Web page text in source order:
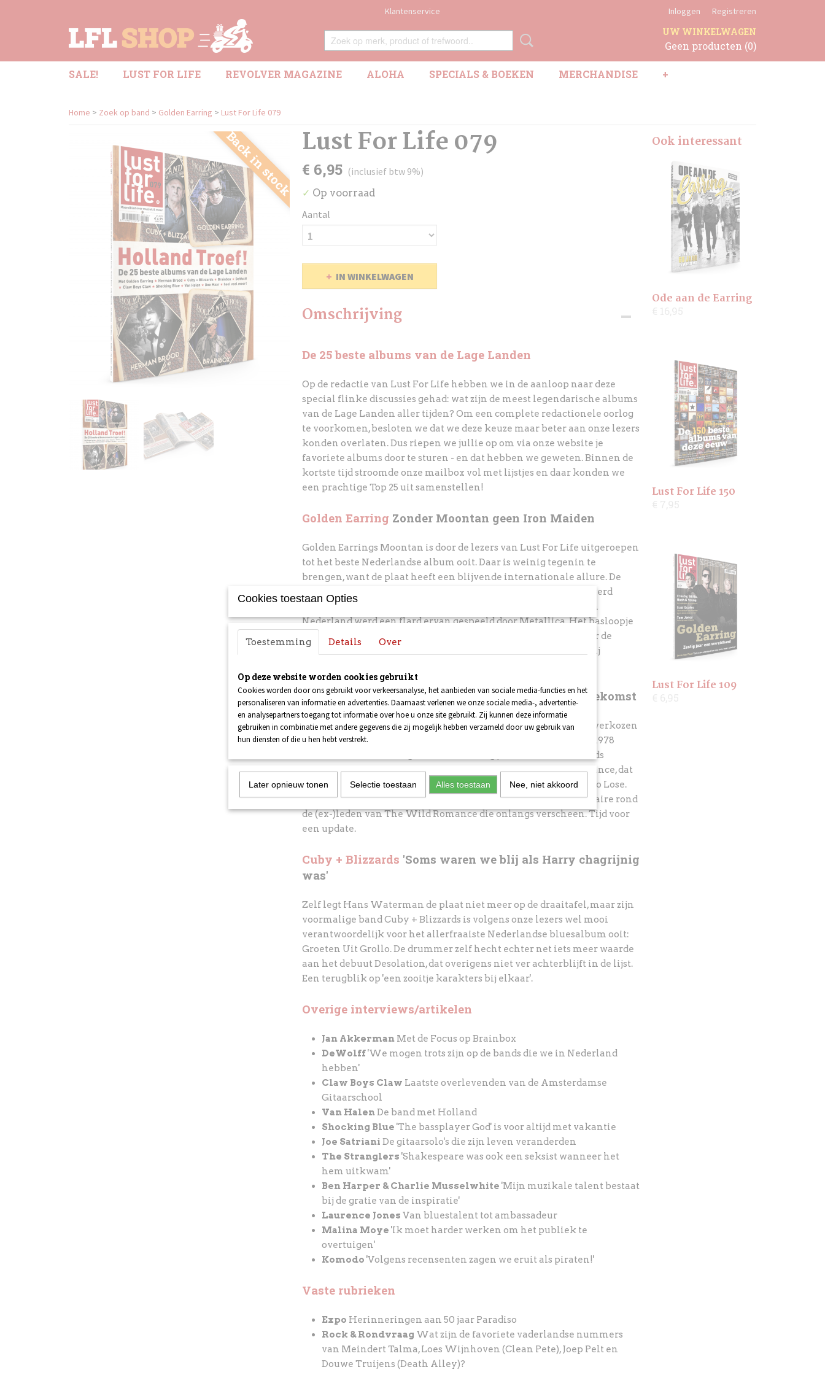
Klantenservice Inloggen Registreren
UW WINKELWAGEN
Geen producten (0)
SALE! LUST FOR LIFE REVOLVER MAGAZINE ALOHA SPECIALS & BOEKEN MERCHANDISE +
Home > Zoek op band > Golden Earring > Lust For Life 079
Back in stock Lust For Life 079
€ 6,95 (inclusief btw 9%)
✓ Op voorraad
Aantal
IN WINKELWAGEN
Omschrijving
De 25 beste albums van de Lage Landen
Op de redactie van Lust For Life hebben we in de aanloop naar deze
special flinke discussies gehad: wat zijn de meest legendarische albums
van de Lage Landen aller tijden? Om een complete redactionele oorlog
te voorkomen, besloten we dat we deze keuze maar beter aan onze lezers
konden overlaten. Dus riepen we jullie op om via onze website je
favoriete albums door te sturen - en dat hebben we geweten. Binnen de
kortste tijd stroomde onze mailbox vol met lijstjes en daar konden we
een prachtige Top 25 uit samenstellen!
Golden Earring Zonder Moontan geen Iron Maiden
Golden Earrings Moontan is door de lezers van Lust For Life uitgeroepen
tot het beste Nederlandse album ooit. Daar is weinig tegenin te
brengen, want de plaat heeft een blijvende internationale allure. De
single Radar Love is vaste prik op de Amerikaanse rockradio, werd
talloze keren gecoverd en tijdens het meest recente bezoek aan
Nederland werd een flard ervan gespeeld door Metallica. Het basloopje
in het nummer inspireerde Steve Harris ooit om definitief voor de
basgitaar te kiezen. De baas van Iron Maiden vertelt waarom hij
Herman BroodShpritsz, Buying The Band en de toekomst
Shpritsz van Herman Brood & His Wild Romance is door jullie verkozen
tot het op een na beste Nederpopalbum. De rockklassieker uit 1978
bestaat 19 mei toevallig ook exact veertig jaar. Enkele van Broods
voormalige bandleden zijn nog steeds actief in The Wild Romance, dat
binnenkort zelfs met een nieuw studioalbum komt: No Time To Lose.
En dan is er nog Buying The Band, de veelbesproken documentaire rond
de (ex-)leden van The Wild Romance die onlangs verscheen. Tijd voor
een update.
Cuby + Blizzards 'Soms waren we blij als Harry chagrijnig
was'
Zelf legt Hans Waterman de plaat niet meer op de draaitafel, maar zijn
voormalige band Cuby + Blizzards is volgens onze lezers wel mooi
verantwoordelijk voor het allerfraaiste Nederlandse bluesalbum ooit:
Groeten Uit Grollo. De drummer zelf hecht echter net iets meer waarde
aan het debuut Desolation, dat overigens niet ver achterblijft in de lijst.
Een terugblik op 'een zooitje karakters bij elkaar'.
Overige interviews/artikelen
Jan Akkerman Met de Focus op Brainbox
DeWolff'We mogen trots zijn op de bands die we in Nederland
hebben'
Claw Boys Claw Laatste overlevenden van de Amsterdamse
Gitaarschool
Van HalenDe band met Holland
Shocking Blue 'The bassplayer God' is voor altijd met vakantie
Joe Satriani De gitaarsolo's die zijn leven veranderden
The Stranglers 'Shakespeare was ook een seksist wanneer het
hem uitkwam'
Ben Harper & Charlie Musselwhite 'Mijn muzikale talent bestaat
bij de gratie van de inspiratie'
Laurence Jones Van bluestalent tot ambassadeur
Malina Moye 'Ik moet harder werken om het publiek te
overtuigen'
Komodo 'Volgens recensenten zagen we eruit als piraten!'
Vaste rubrieken
Expo Herinneringen aan 50 jaar Paradiso
Rock & Rondvraag Wat zijn de favoriete vaderlandse nummers
van Meindert Talma, Loes Wijnhoven (Clean Pete), Joep Pelt en
Douwe Truijens (Death Alley)?
Ook interessant
Ode aan de Earring
Lust For Life 150
Lust For Life 109
Cookies toestaan Opties
Toestemming Details Over
Op deze website worden cookies gebruikt
Cookies worden door ons gebruikt voor verkeersanalyse, het aanbieden van sociale media-functies en het
personaliseren van informatie en advertenties. Daarnaast verlenen we onze sociale media-, advertentie-
en analysepartners toegang tot informatie over hoe u onze site gebruikt. Zij kunnen deze informatie
gebruiken in combinatie met andere gegevens die zij mogelijk hebben verzameld door uw gebruik van
hun diensten of die u hen hebt verstrekt.
Later opnieuw tonen Selectie toestaan Alles toestaan Nee, niet akkoord